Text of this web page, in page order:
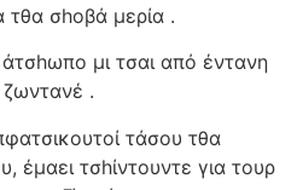
τθα σhοβά μερία .
μι τσαι από έντανη
.
τάσου τθα
έμαει τσhίντουντε για τουρ